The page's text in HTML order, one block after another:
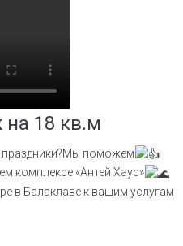
18 кв.м
праздники?Мы поможем
комплексе «Антей Хаус»
в Балаклаве к вашим услугам